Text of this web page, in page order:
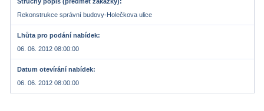
Rekonstrukce správní budovy-Holečkova ulice
Lhůta pro podání nabídek
06. 06. 2012 08:00:00
Datum otevírání nabídek
06. 06. 2012 08:00:00